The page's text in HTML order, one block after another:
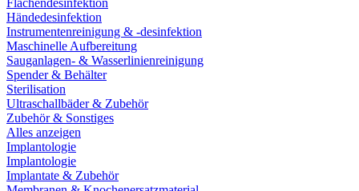
Flächendesinfektion
Händedesinfektion
Instrumentenreinigung & -desinfektion
Maschinelle Aufbereitung
Sauganlagen- & Wasserlinienreinigung
Spender & Behälter
Sterilisation
Ultraschallbäder & Zubehör
Zubehör & Sonstiges
Alles anzeigen
Implantologie
Implantologie
Implantate & Zubehör